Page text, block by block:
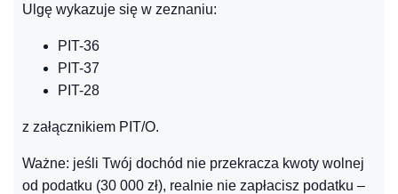
Ulgę wykazuje się w zeznaniu:
PIT-36
PIT-37
PIT-28
z załącznikiem PIT/O.
Ważne: jeśli Twój dochód nie przekracza kwoty wolnej
od podatku (30 000 zł), realnie nie zapłacisz podatku –